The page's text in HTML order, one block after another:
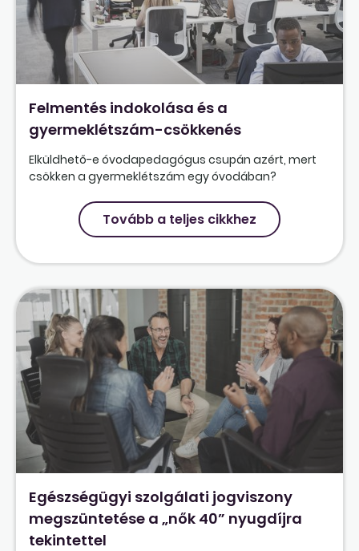
Felmentés indokolása és a
gyermeklétszám-csökkenés
Elküldhető-e óvodapedagógus csupán azért, mert
csökken a gyermeklétszám egy óvodában?
Tovább a teljes cikkhez
Egészségügyi szolgálati jogviszony
megszüntetése a „nők 40” nyugdíjra
tekintettel